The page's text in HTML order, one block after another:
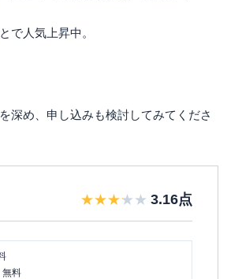
で人気上昇中。
深め、申し込みも検討してみてくださ
3.16点
無料